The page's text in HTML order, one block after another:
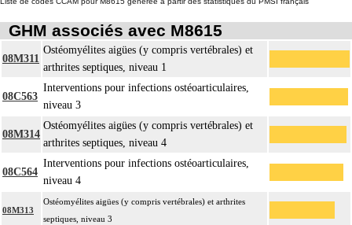
GHM associés avec M8615
08M311
Ostéomyélites aigües (y compris vertébrales) et
arthrites septiques, niveau 1
08C563
Interventions pour infections ostéoarticulaires,
niveau 3
08M314
Ostéomyélites aigües (y compris vertébrales) et
arthrites septiques, niveau 4
08C564
Interventions pour infections ostéoarticulaires,
niveau 4
08M313
Ostéomyélites aigües (y compris vertébrales) et arthrites
septiques, niveau 3